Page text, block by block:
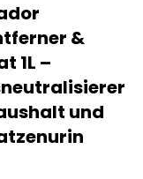
&
1L –
und